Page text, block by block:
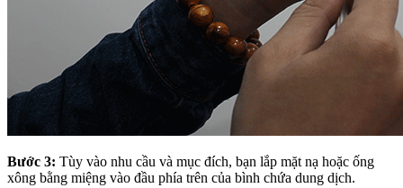
Bước 3: Tùy vào nhu cầu và mục đích, bạn lắp mặt nạ hoặc ống
xông bằng miệng vào đầu phía trên của bình chứa dung dịch.